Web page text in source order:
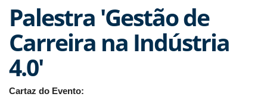
Palestra 'Gestão de
Carreira na Indústria
4.0'
Cartaz do Evento: